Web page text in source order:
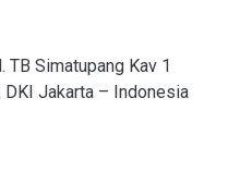
TB Simatupang Kav 1
DKI Jakarta – Indonesia